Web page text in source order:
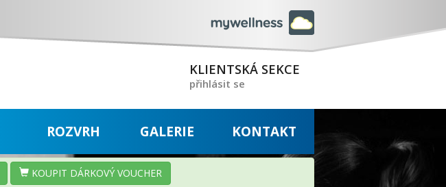
KLIENTSKÁ SEKCE
přihlásit se
ROZVRH GALERIE KONTAKT
KOUPIT DÁRKOVÝ VOUCHER